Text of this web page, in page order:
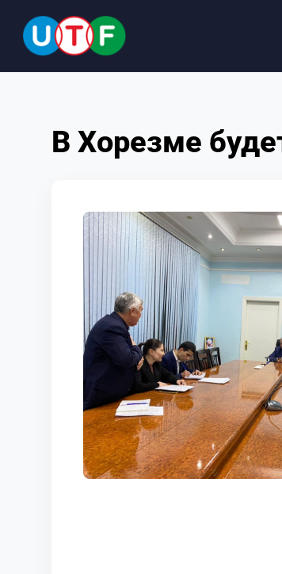
НОВОСТИ
ДОКУМЕНТЫ
ПЕРСОНАЛИИ
КОНТАКТЫ
В Хорезме